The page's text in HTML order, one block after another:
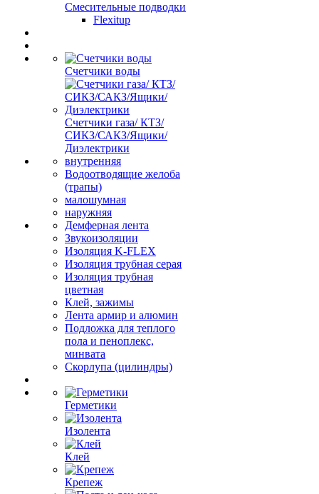
Смесительные подводки
Flexitup
Счетчики воды
Счетчики газа/ КТЗ/
СИКЗ/САКЗ/Ящики/
Диэлектрики
внутренняя
Водоотводящие желоба
(трапы)
малошумная
наружняя
Демферная лента
Звукоизоляции
Изоляция K-FLEX
Изоляция трубная серая
Изоляция трубная
цветная
Клей, зажимы
Лента армир и алюмин
Подложка для теплого
пола и пеноплекс,
минвата
Скорлупа (цилиндры)
Герметики
Изолента
Клей
Крепеж